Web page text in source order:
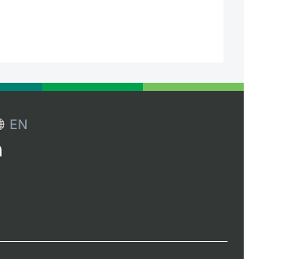
EN